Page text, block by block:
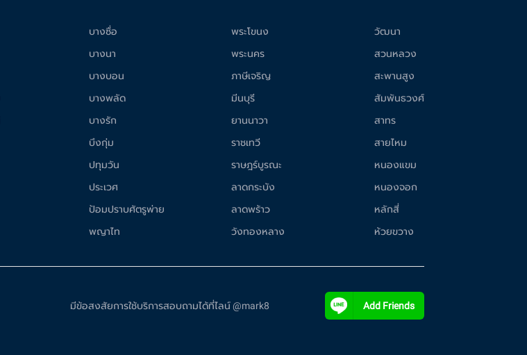
บางซื่อ
บางนา
บางบอน
บางพลัด
บางรัก
บึงกุ่ม
ปทุมวัน
ประเวศ
ป้อมปราบศัตรูพ่าย
พญาไท
พระโขนง
พระนคร
ภาษีเจริญ
มีนบุรี
ยานนาวา
ราชเทวี
ราษฎร์บูรณะ
ลาดกระบัง
ลาดพร้าว
วังทองหลาง
วัฒนา
สวนหลวง
สะพานสูง
สัมพันธวงศ์
สาทร
สายไหม
หนองแขม
หนองจอก
หลักสี่
ห้วยขวาง
มีข้อสงสัยการใช้บริการสอบถามได้ที่ไลน์ @mark8 Add Friends